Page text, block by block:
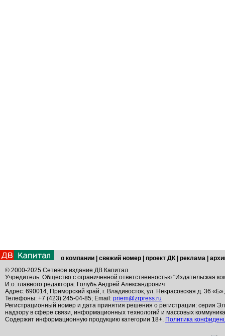
о компании свежий номер проект ДК реклама
© 2000-2025 Сетевое издание ДВ Капитал
Учредитель: Общество с ограниченной ответственностью "Издательская
И.о. главного редактора: Голубь Андрей Александрович
Адрес: 690014, Приморский край, г. Владивосток, ул. Некрасовская д. 36
Телефоны: +7 (423) 245-04-85; Email: priem@zrpress.ru
Регистрационный номер и дата принятия решения о регистрации: серия
надзору в сфере связи, информационных технологий и массовых
Содержит информационную продукцию категории 18+. Политика